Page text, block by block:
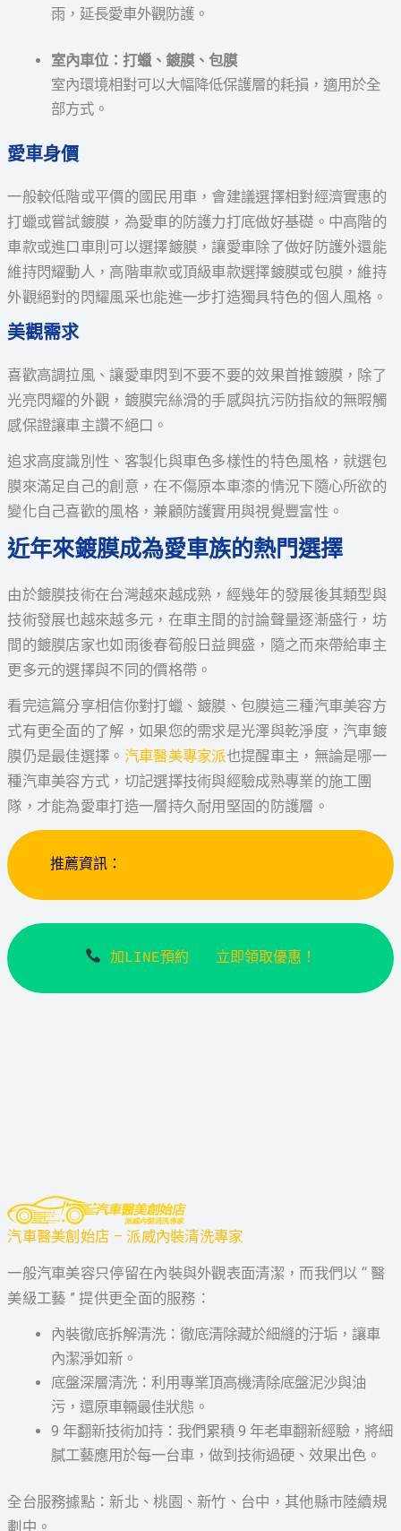
雨，延長愛車外觀防護。
室內車位：打蠟、鍍膜、包膜
室內環境相對可以大幅降低保護層的耗損，適用於全
部方式。
愛車身價
一般較低階或平價的國民用車，會建議選擇相對經濟實惠的
打蠟或嘗試鍍膜，為愛車的防護力打底做好基礎。中高階的
車款或進口車則可以選擇鍍膜，讓愛車除了做好防護外還能
維持閃耀動人，高階車款或頂級車款選擇鍍膜或包膜，維持
外觀絕對的閃耀風采也能進一步打造獨具特色的個人風格。
美觀需求
喜歡高調拉風、讓愛車閃到不要不要的效果首推鍍膜，除了
光亮閃耀的外觀，鍍膜完絲滑的手感與抗污防指紋的無暇觸
感保證讓車主讚不絕口。
追求高度識別性、客製化與車色多樣性的特色風格，就選包
膜來滿足自己的創意，在不傷原本車漆的情況下隨心所欲的
變化自己喜歡的風格，兼顧防護實用與視覺豐富性。
近年來鍍膜成為愛車族的熱門選擇
由於鍍膜技術在台灣越來越成熟，經幾年的發展後其類型與
技術發展也越來越多元，在車主間的討論聲量逐漸盛行，坊
間的鍍膜店家也如雨後春筍般日益興盛，隨之而來帶給車主
更多元的選擇與不同的價格帶。
看完這篇分享相信你對打蠟、鍍膜、包膜這三種汽車美容方
式有更全面的了解，如果您的需求是光澤與乾淨度，汽車鍍
膜仍是最佳選擇。 汽車醫美專家派也提醒車主，無論是哪一
種汽車美容方式，切記選擇技術與經驗成熟專業的施工團
隊，才能為愛車打造一層持久耐用堅固的防護層。
推薦資訊：
加LINE預約   立即領取優惠！
汽車醫美創始店 – 派威內裝清洗專家
一般汽車美容只停留在內裝與外觀表面清潔，而我們以 “ 醫
美級工藝 ” 提供更全面的服務：
內裝徹底拆解清洗：徹底清除藏於細縫的汙垢，讓車
內潔淨如新。
底盤深層清洗：利用專業頂高機清除底盤泥沙與油
污，還原車輛最佳狀態。
9 年翻新技術加持：我們累積 9 年老車翻新經驗，將細
膩工藝應用於每一台車，做到技術過硬、效果出色。
全台服務據點：新北、桃園、新竹、台中，其他縣市陸續規
劃中。